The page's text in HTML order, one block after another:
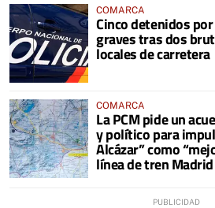
COMARCA
Cinco detenidos
graves tras dos
locales de carretera
COMARCA
La PCM pide un
y político para
Alcázar” como
línea de tren Madrid